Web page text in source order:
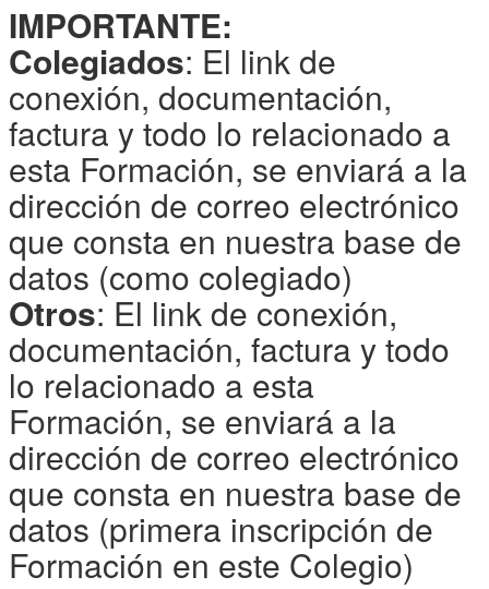
IMPORTANTE:
Colegiados: El link de
conexión, documentación,
factura y todo lo relacionado a
esta Formación, se enviará a la
dirección de correo electrónico
que consta en nuestra base de
datos (como colegiado)
Otros: El link de conexión,
documentación, factura y todo
lo relacionado a esta
Formación, se enviará a la
dirección de correo electrónico
que consta en nuestra base de
datos (primera inscripción de
Formación en este Colegio)